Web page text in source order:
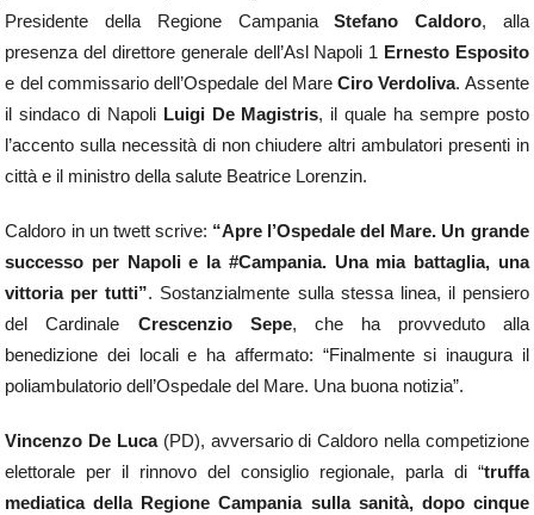
Presidente della Regione CampaniaStefano Caldoro, alla
presenza del direttore generale dell’Asl Napoli 1 Ernesto Esposito
e del commissario dell’Ospedale del MareCiro Verdoliva. Assente
il sindaco di Napoli Luigi De Magistris, il quale ha sempre posto
l’accento sulla necessità di non chiudere altri ambulatori presenti in
città e il ministro della salute Beatrice Lorenzin.
Caldoro in un twett scrive: “Apre l’Ospedale del Mare. Un grande
successo per Napoli e la #Campania. Una mia battaglia, una
vittoria per tutti”. Sostanzialmente sulla stessa linea, il pensiero
del Cardinale Crescenzio Sepe, che ha provveduto alla
benedizione dei locali e ha affermato: “Finalmente si inaugura il
poliambulatorio dell’Ospedale del Mare. Una buona notizia”.
Vincenzo De Luca (PD), avversario di Caldoro nella competizione
elettorale per il rinnovo del consiglio regionale, parla di “truffa
mediatica della Regione Campania sulla sanità, dopo cinque